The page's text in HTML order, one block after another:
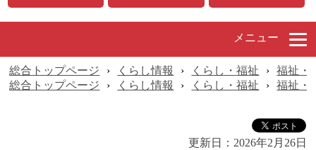
メニュー
総合トップページ › くらし情報 › くらし・福祉 ›
福祉・
総合トップページ
› くらし情報 › くらし・福祉 › 福祉・
更新日： 2026年2月26日